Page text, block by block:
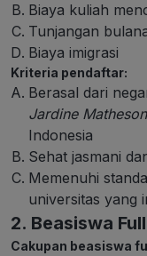
Biaya kuliah
Tunjangan
Biaya imigrasi
Kriteria pendaftar:
Berasal dari
Jardine
Indonesia
Sehat jasmani
Memenuhi
universitas yang
2. Beasiswa
Cakupan beasiswa